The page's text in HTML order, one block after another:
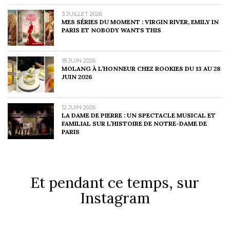
3 JUILLET 2026
MES SÉRIES DU MOMENT : VIRGIN RIVER, EMILY IN
PARIS ET NOBODY WANTS THIS
18 JUIN 2026
MOLANG À L’HONNEUR CHEZ ROOKIES DU 13 AU 28
JUIN 2026
12 JUIN 2026
LA DAME DE PIERRE : UN SPECTACLE MUSICAL ET
FAMILIAL SUR L’HISTOIRE DE NOTRE-DAME DE
PARIS
Et pendant ce temps, sur
Instagram